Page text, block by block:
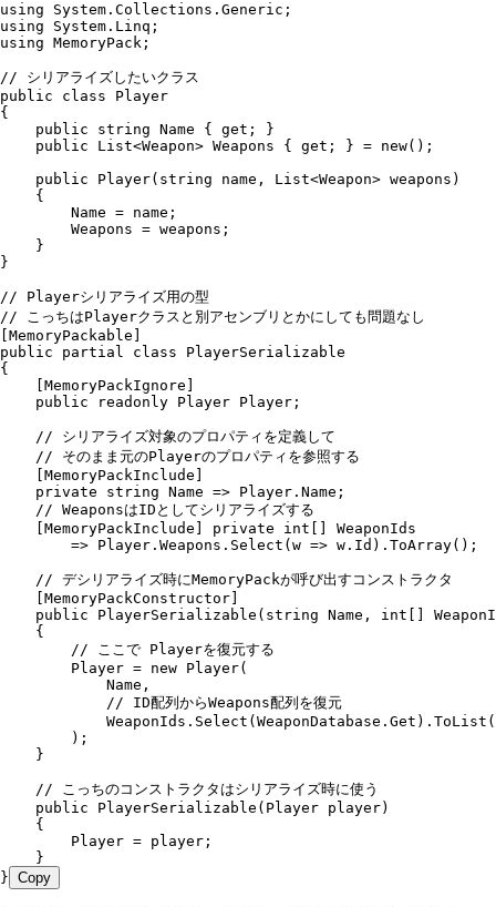
using System . Collections . Generic ;
using System . Linq ;
using MemoryPack ;
// シリアライズしたいクラス
public class Player
{
    public
string Name { get ; }
    public
List<Weapon> Weapons { get ; } = new();
    public
Player( string name , List<Weapon> weapons)
    {
        Name
= name;
        Weapons
= weapons;
    }
}
// Playerシリアライズ用の型
// こっちはPlayerクラスと別アセンブリとかにしても問題なし
MemoryPackable
public partial class PlayerSerializable
{
MemoryPackIgnore
    public
readonly Player Player;
    // シリアライズ対象のプロパティを定義して
    // そのまま元のPlayerのプロパティを参照する
MemoryPackInclude
    private
string Name => Player . Name ;
    // WeaponsはIDとしてシリアライズする
MemoryPackInclude private int [] WeaponIds
        =>
Player . Weapons . Select (w => w . Id ) . ToArray();
    // デシリアライズ時にMemoryPackが呼び出すコンストラクタ
MemoryPackConstructor
    public
PlayerSerializable ( string Name , int []
    {
        // ここで Playerを復元する
        Player
= new Player(
            Name
,
            // ID配列からWeapons配列を復元
            WeaponIds
. Select ( WeaponDatabase . Get ) . ToList
        );
    }
    // こっちのコンストラクタはシリアライズ時に使う
    public
PlayerSerializable ( Player player)
    {
        Player
= player;
    }
} Copy